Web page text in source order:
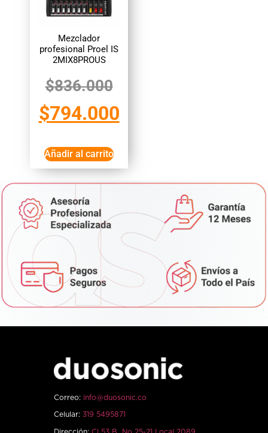
Mezclador
profesional Proel IS
2MIX8PROUS
$836.000
$794.000
Añadir al carrito
Correo: info@duosonic.co
Celular: 319 5495871